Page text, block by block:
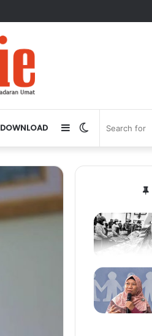
DOWNLOAD Switch
skin
Sidebar